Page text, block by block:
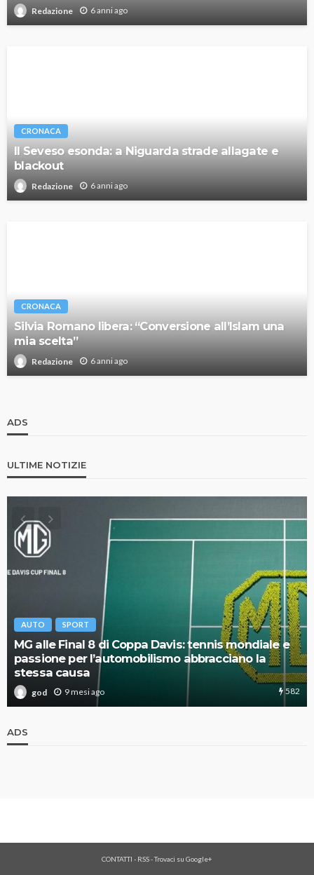
Redazione 6 anni ago
CRONACA
Il Seveso esonda: a Niguarda strade allagate e
blackout
Redazione 6 anni ago
CRONACA
Silvia Romano libera: “Conversione all’Islam una
mia scelta”
Redazione 6 anni ago
ADS
ULTIME NOTIZIE
AUTO SPORT
MG alle Final 8 di Coppa Davis: tennis mondiale e
passione per l’automobilismo abbracciano la
stessa causa
god 9 mesi ago 582
ADS
CONTATTI - RSS-Trovaci su Google+